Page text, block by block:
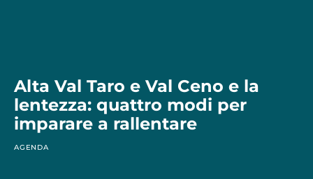
Alta Val Taro e Val Ceno e la
lentezza: quattro modi per
imparare a rallentare
AGENDA